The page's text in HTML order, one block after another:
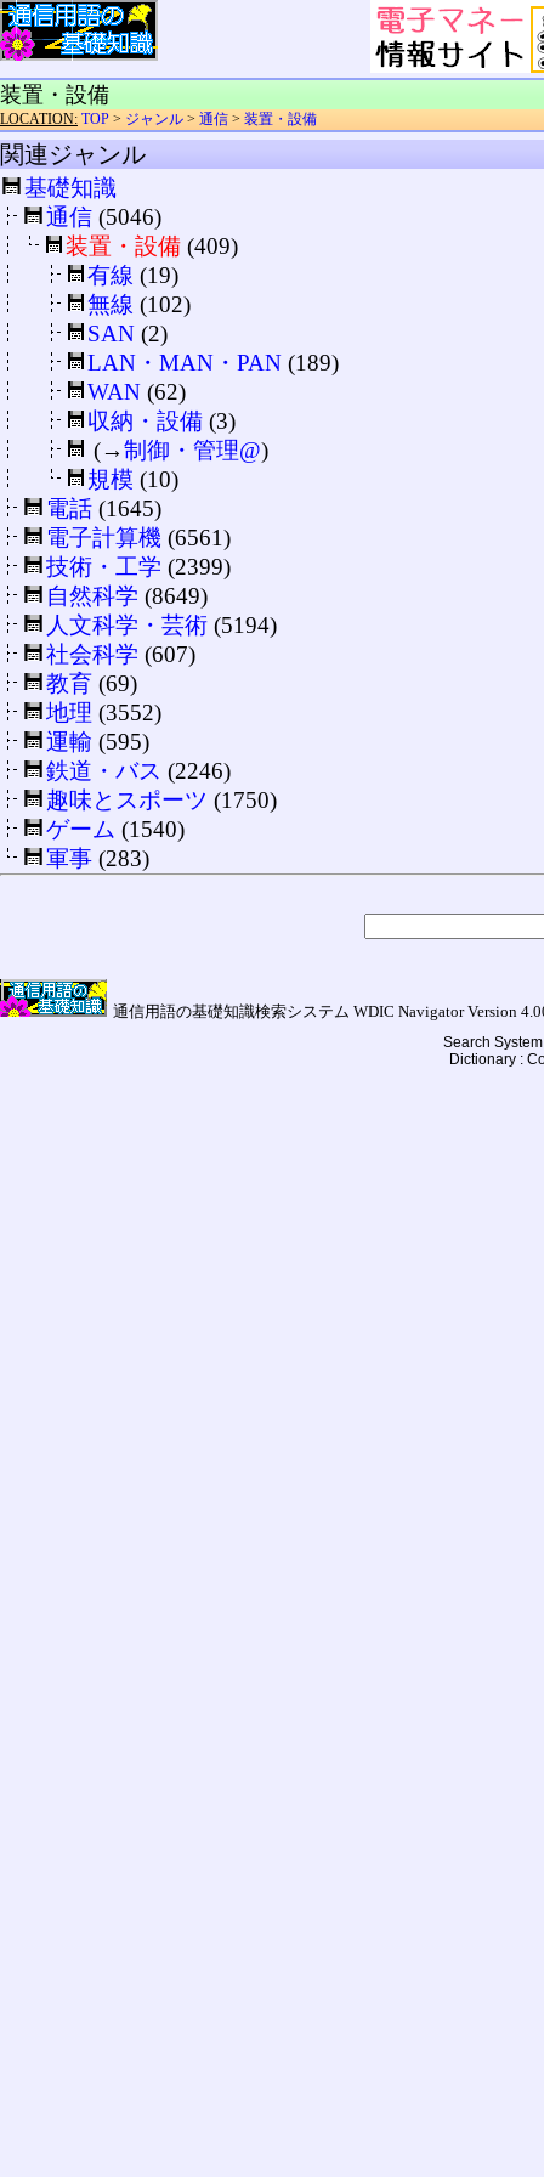
装置・設備
LOCATION: TOP > ジャンル > 通信 > 装置・設備
関連ジャンル
基礎知識
通信 (5046)
装置・設備 (409)
有線 (19)
無線 (102)
SAN (2)
LAN・MAN・PAN (189)
WAN (62)
収納・設備 (3)
(→制御・管理@)
規模 (10)
電話 (1645)
電子計算機 (6561)
技術・工学 (2399)
自然科学 (8649)
人文科学・芸術 (5194)
社会科学 (607)
教育 (69)
地理 (3552)
運輸 (595)
鉄道・バス (2246)
趣味とスポーツ (1750)
ゲーム (1540)
軍事 (283)
通信用語の基礎知識検索システム WDIC Navigator Version
Search
Dictionary :